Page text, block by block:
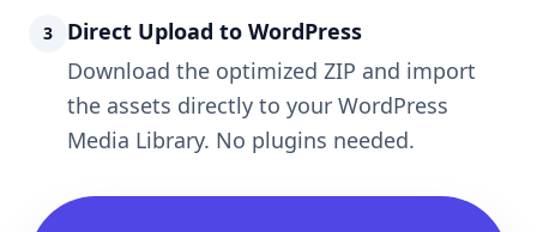
3
Direct Upload to WordPress
Download the optimized ZIP and import
the assets directly to your WordPress
Media Library. No plugins needed.